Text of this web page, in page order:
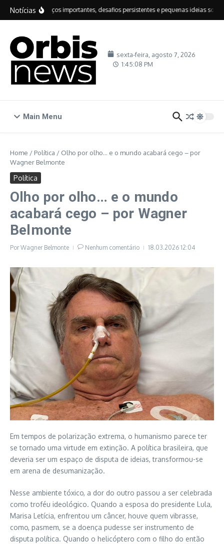
Ir para o conteúdo
Notícias
IDEB: avanços importantes, desafios persistentes e pequenas ideias sobre
sexta-feira, agosto 7, 2026
1:45:08 PM
Main Menu
Home / Política / Olho por olho… e o mundo acabará cego – por
Wagner Belmonte
Política
Olho por olho… e o mundo
acabará cego – por Wagner
Belmonte
PorWagner Belmonte Nenhum comentário 18.03.2026 12:04
Em tempos de polarização extrema, o humanismo parece ter
se tornado uma virtude em extinção. A política brasileira, que
deveria ser um espaço de disputa de ideias, transformou-se
em arena de desumanização.
Nesse ambiente tóxico, a dor do outro passou a ser celebrada
como troféu ideológico. Quando a esposa do presidente Lula,
Marisa Letícia, enfrentou um câncer, houve quem vibrasse,
como, pasmem, se a doença pudesse ser instrumento de
disputa política. Quando o helicóptero com o filho do então